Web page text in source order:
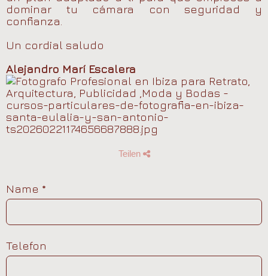
dominar tu cámara con seguridad y
confianza.
Un cordial saludo
Alejandro Marí Escalera
Teilen
Name *
Telefon